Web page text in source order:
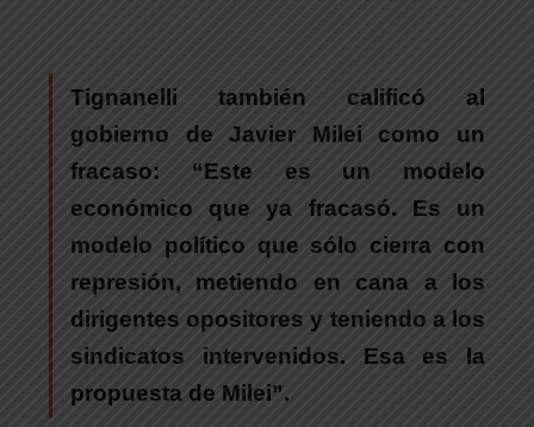
Tignanelli también calificó al
gobierno de Javier Milei como un
fracaso: “Este es un modelo
económico que ya fracasó. Es un
modelo político que sólo cierra con
represión, metiendo en cana a los
dirigentes opositores y teniendo a los
sindicatos intervenidos. Esa es la
propuesta de Milei”.